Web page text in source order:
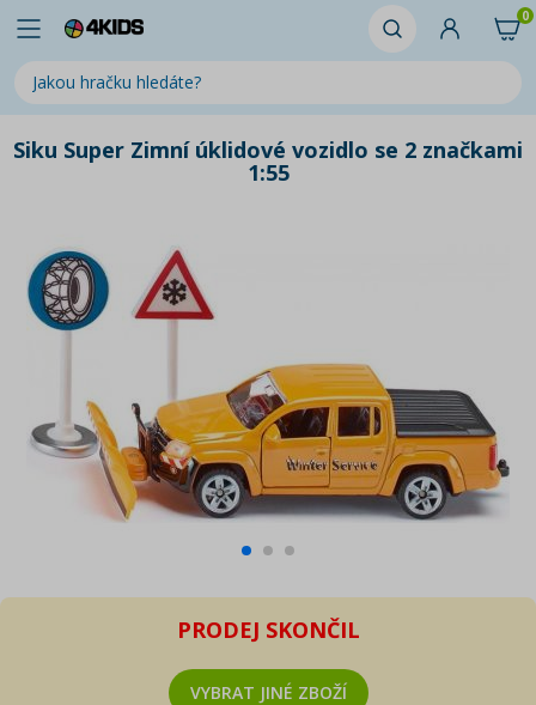
0
Siku Super Zimní úklidové vozidlo se 2 značkami
1:55
PRODEJ SKONČIL
VYBRAT JINÉ ZBOŽÍ